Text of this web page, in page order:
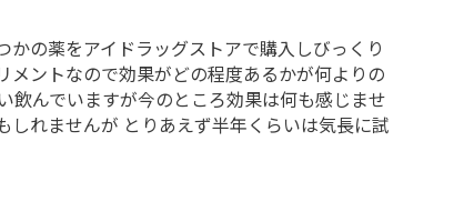
の薬をアイドラッグストアで購入しびっくり
ントなので効果がどの程度あるかが何よりの
飲んでいますが今のところ効果は何も感じませ
れませんが とりあえず半年くらいは気長に試